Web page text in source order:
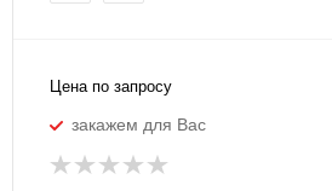
Цена по запросу
закажем для Вас